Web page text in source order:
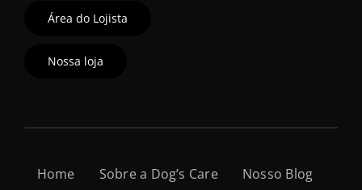
Área do Lojista
Nossa loja
Home Sobre a Dog’s Care
Nosso Blog